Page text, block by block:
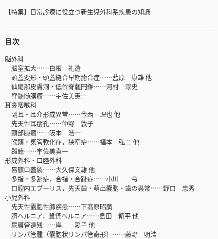
【特集】日常診療に役立つ新生児外科系疾患の知識
目次
脳外科
脳室拡大……白根 礼造
頭蓋変形・頭蓋縫合早期癒合症……藍原 康雄 他
仙尾部皮膚洞・低位脊髄円錐……河村 淳史
脊髄髄膜瘤……宇佐美憲一
耳鼻咽喉科
副耳・耳介形成異常……今西 理也 他
先天性耳瘻孔……仲野 敦子
頸部腫瘤……阪本 浩一
喉頭・気管軟化症，狭窄症……福本 弘二 他
難聴……宇佐美真一
形成外科・口腔外科
唇顎口蓋裂……大久保文雄 他
多指・多趾症，合指・合趾症……小川 令
口腔内エプーリス，先天歯・萌出囊胞・歯の異常……野口 忠秀
小児外科
先天性囊胞性肺疾患……下髙原昭廣
臍ヘルニア，鼠径ヘルニア……島田 脩平 他
尿膜管遺残……岸 陽子 他
リンパ管腫（囊胞状リンパ管奇形）……藤野 明浩